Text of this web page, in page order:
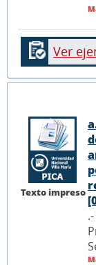
Ver
Texto impreso